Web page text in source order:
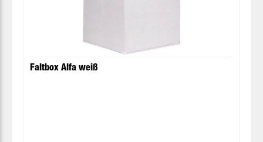
Faltbox Alfa weiß